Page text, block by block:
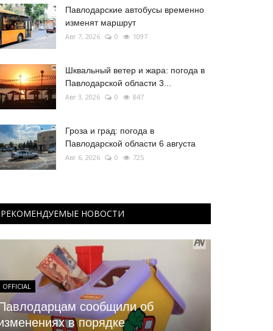
Павлодарские автобусы временно
изменят маршрут
Авг 7, 2026 0 1097
Шквальный ветер и жара: погода в
Павлодарской области 3...
Авг 3, 2026 0 847
Гроза и град: погода в
Павлодарской области 6 августа
Авг 6, 2026 0 725
РЕКОМЕНДУЕМЫЕ НОВОСТИ
OFFICIAL
сообщили об
в порядке